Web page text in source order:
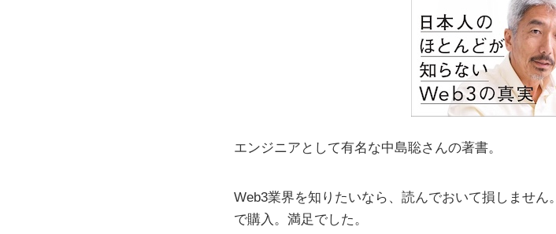
エンジニアとして有名な中島聡さんの著書。
Web3業界を知りたいなら、読んでおいて損しませ
で購入。満足でした。